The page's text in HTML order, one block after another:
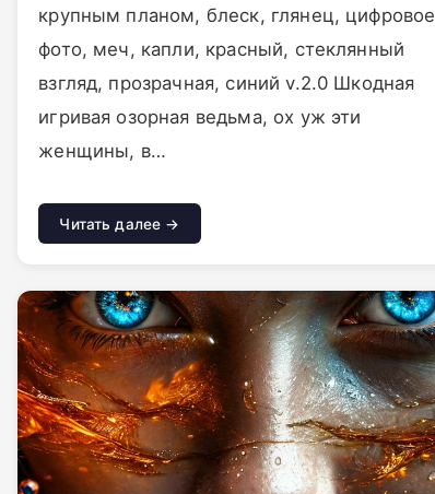
крупным планом, блеск, глянец, цифровое
фото, меч, капли, красный, стеклянный
взгляд, прозрачная, синий v.2.0 Шкодная
игривая озорная ведьма, ох уж эти
женщины, в…
Читать далее →